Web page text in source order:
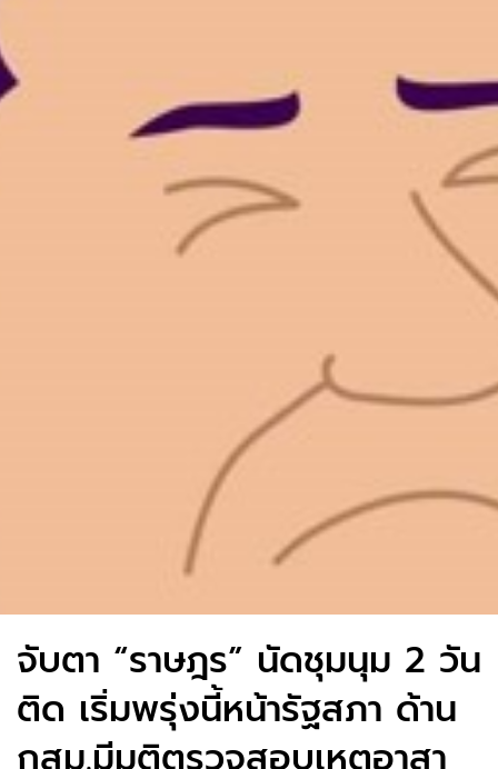
จับตา “ราษฎร” นัดชุมนุม 2 วัน
ติด เริ่มพรุ่งนี้หน้ารัฐสภา ด้าน
กสม.มีมติตรวจสอบเหตุอาสา